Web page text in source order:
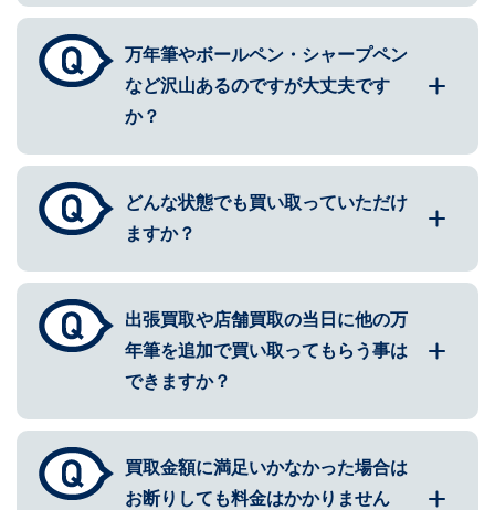
万年筆やボールペン・シャープペン
など沢山あるのですが大丈夫です
か？
どんな状態でも買い取っていただけ
ますか？
出張買取や店舗買取の当日に他の万
年筆を追加で買い取ってもらう事は
できますか？
買取金額に満足いかなかった場合は
お断りしても料金はかかりません